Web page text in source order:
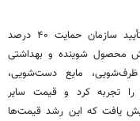
قیمت محصولات شوینده آبان سال گذشته با تأیید سازمان حمایت ۴۰ درصد
محصول شوینده و بهداشتی
مایع دست‌شویی،
‌پاک‌کن رشد ۴۰ درصدی را تجربه کرد و قیمت سایر
نیز ۳۰ درصد افزایش یافت که این رشد قیمت‌ها